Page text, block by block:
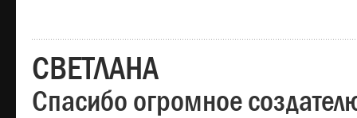
СВЕТЛАНА
Спасибо огромное